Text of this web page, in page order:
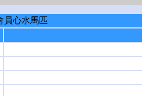
員心水馬匹